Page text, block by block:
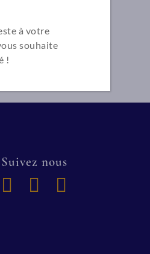
Suivez nous
à votre
souhaite
!